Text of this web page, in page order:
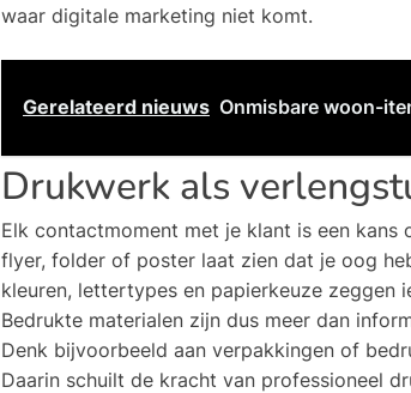
waar digitale marketing niet komt.
Gerelateerd nieuws Onmisbare woon-
Drukwerk als
Elk contactmoment met je klant is een
flyer, folder of poster laat zien dat je oog
kleuren, lettertypes en papierkeuze zeggen
Bedrukte materialen zijn dus meer dan
Denk bijvoorbeeld aan verpakkingen of
Daarin schuilt de kracht van professioneel